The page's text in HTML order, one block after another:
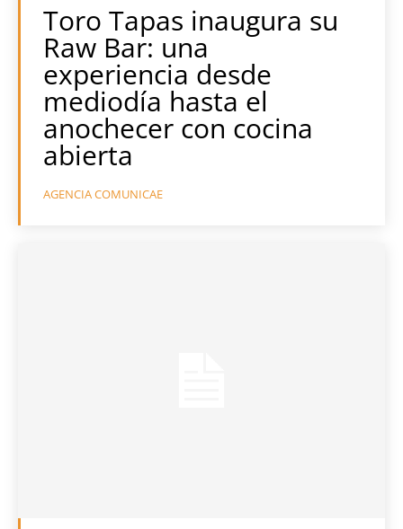
Toro Tapas inaugura su
Raw Bar: una
experiencia desde
mediodía hasta el
anochecer con cocina
abierta
AGENCIA COMUNICAE